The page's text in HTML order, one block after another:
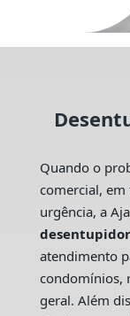
Quando o
comercial, em
urgência, a
atendimento
condomínios,
geral. Além